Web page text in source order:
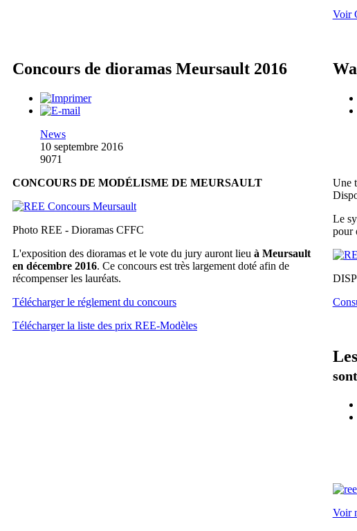
Voir
Concours de dioramas Meursault 2016
News
10 septembre 2016
9071
CONCOURS DE MODÉLISME DE MEURSAULT
Photo REE - Dioramas CFFC
L'exposition des dioramas et le vote du jury auront lieu à Meursault
en décembre 2016. Ce concours est très largement doté afin de
récompenser les lauréats.
Télécharger le réglement du concours
Télécharger la liste des prix REE-Modèles
Une
Le
pour
Voir